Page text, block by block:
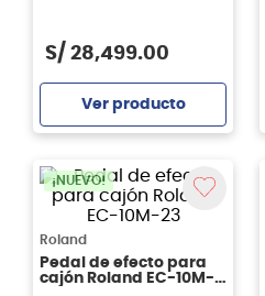
S/ 28,499.00
Ver producto
¡NUEVO!
Roland
Pedal de efecto para
cajón Roland EC-10M-